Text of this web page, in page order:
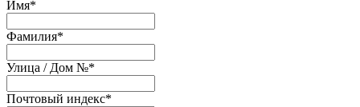
Имя*
Фамилия*
Улица / Дом №*
Почтовый индекс*